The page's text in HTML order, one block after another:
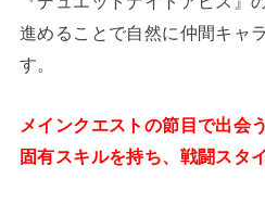
進めることで自然に仲間キャ
す。
メインクエストの節目で出会
固有スキルを持ち、戦闘スタ